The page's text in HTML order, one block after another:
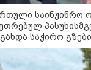
"მამის მიერ
დატოვებულ
ადამიანი,
ანდერძში
არ არის
ჯაბაური
საინჟინრო
საჭირო